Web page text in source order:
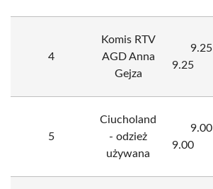
4
Komis RTV
AGD Anna
Gejza
9.25
9.25
5
Ciucholand
- odzież
używana
9.00
9.00